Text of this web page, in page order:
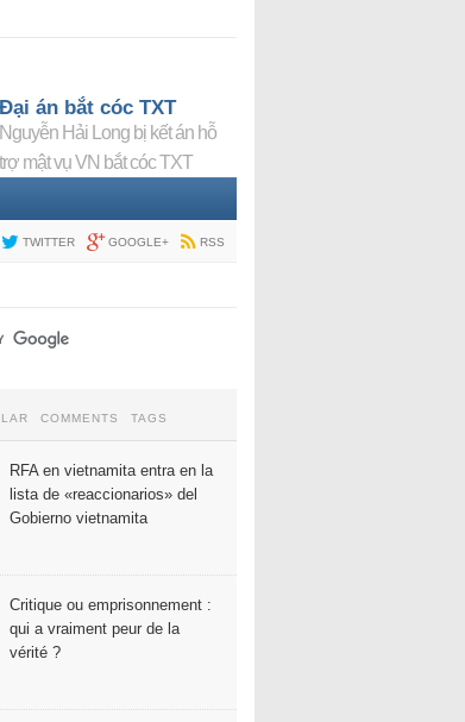
Đại án bắt cóc TXT
Nguyễn Hải Long bị kết án hỗ
trợ mật vụ VN bắt cóc TXT
TWITTER GOOGLE+ RSS
COMMENTS TAGS
RFA en vietnamita entra en la
lista de «reaccionarios» del
Gobierno vietnamita
Critique ou emprisonnement :
qui a vraiment peur de la
vérité ?